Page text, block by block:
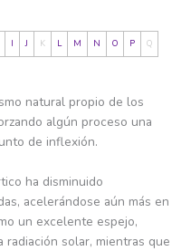
I J K L M N O P Q
natural propio de los
algún proceso una
de inflexión.
ha disminuido
acelerándose aún más en
un excelente espejo,
solar, mientras que